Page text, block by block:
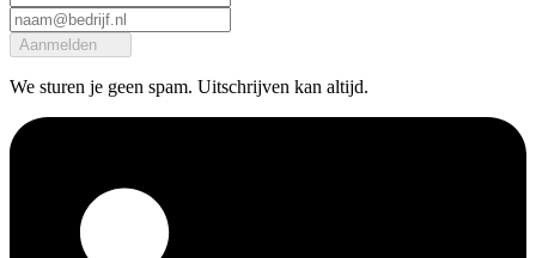
Aanmelden
We sturen je geen spam. Uitschrijven kan altijd.